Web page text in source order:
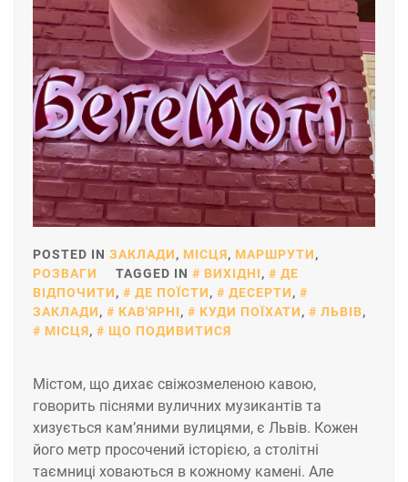
POSTED IN ЗАКЛАДИ, МІСЦЯ, МАРШРУТИ,
РОЗВАГИ
TAGGED IN ВИХІДНІ,
ДЕ
ВІДПОЧИТИ, ДЕ ПОЇСТИ, ДЕСЕРТИ,
ЗАКЛАДИ, КАВ'ЯРНІ, КУДИ ПОЇХАТИ, ЛЬВІВ,
МІСЦЯ, ЩО ПОДИВИТИСЯ
Містом, що дихає свіжозмеленою кавою,
говорить піснями вуличних музикантів та
хизується кам’яними вулицями, є Львів. Кожен
його метр просочений історією, а столітні
таємниці ховаються в кожному камені. Але